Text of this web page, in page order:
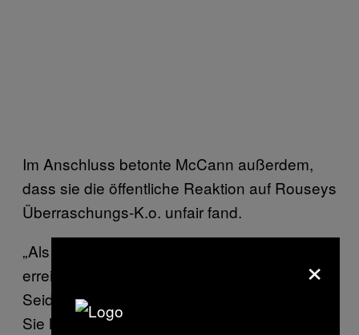
Im Anschluss betonte McCann außerdem,
dass sie die öffentliche Reaktion auf Rouseys
Überraschungs-K.o. unfair fand.
„Als Sportlerin hat sie sich für all das, was sie
erreicht hat, eine Menge Respekt verdient.
Seid also nicht so respektlos ihr gegenüber.
Sie hat viel Blut und Schweiß gelassen und
×